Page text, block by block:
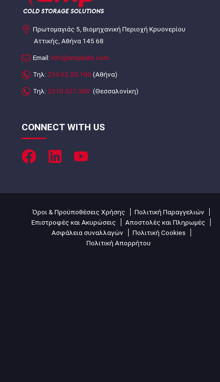
Πρωτομαγιάς 5, Βιομηχανική Περιοχή Κρυονερίου
Αττικής, Αθήνα 145 68
Email: info@ampilalis.com
Τηλ: 210.62.20.100 (Αθήνα)
Τηλ: 2310.327.300 (Θεσσαλονίκη)
CONNECT WITH US
Όροι & Προϋποθέσεις Χρήσης
Πολιτική Παραγγελιών
Επιστροφές και Ακυρώσεις
Αποστολές και Πληρωμές
Ασφάλεια συναλλαγών
Πολιτική Cookies
Πολιτική Απορρήτου